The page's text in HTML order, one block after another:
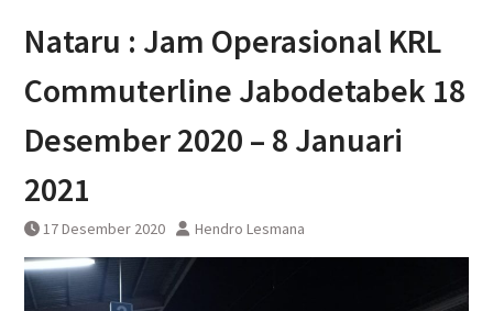
Yogyakarta
Nataru : Jam Operasional KRL
Commuterline Jabodetabek 18
Desember 2020 – 8 Januari
2021
17 Desember 2020 Hendro Lesmana